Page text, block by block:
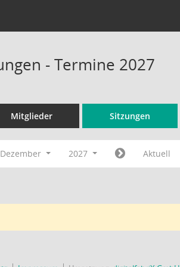
- Termine 2027
Mitglieder Sitzungen
Dezember 2027 Aktuell